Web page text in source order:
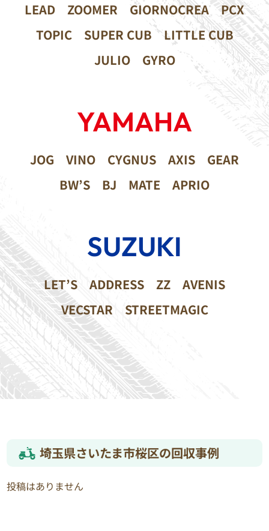
LEAD
ZOOMER GIORNOCREA
PCX
TOPIC
SUPER CUB
LITTLE CUB
JULIO
GYRO
YAMAHA
JOG VINO CYGNUS AXIS
GEAR
BW’S
BJ MATE APRIO
SUZUKI
LET’S ADDRESS ZZ
AVENIS
VECSTAR
STREETMAGIC
埼玉県さいたま市桜区の回収事例
投稿はありません